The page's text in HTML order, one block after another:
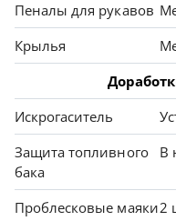
Пеналы для рукавов
Крылья
Искрогаситель
Защита топливного
бака
В
Проблесковые маяки2